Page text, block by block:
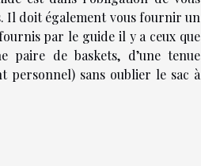
Il doit également vous fournir un
par le guide il y a ceux que
paire de baskets, d’une tenue
personnel) sans oublier le sac à